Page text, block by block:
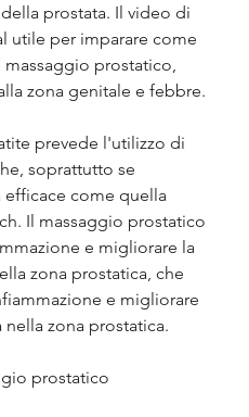
prostata. Il video di
utile per imparare come
prostatico,
prevede l'utilizzo di
soprattutto se
come quella
Il massaggio prostatico
e migliorare la
zona prostatica, che
e migliorare
zona prostatica.
prostatico